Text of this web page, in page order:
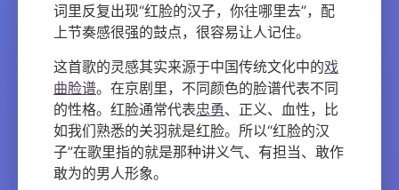
词里反复出现“红脸的汉子，你往哪里去”，配
上节奏感很强的鼓点，很容易让人记住。
这首歌的灵感其实来源于中国传统文化中的戏
曲脸谱。在京剧里，不同颜色的脸谱代表不同
的性格。红脸通常代表忠勇、正义、血性，比
如我们熟悉的关羽就是红脸。所以“红脸的汉
子”在歌里指的就是那种讲义气、有担当、敢作
敢为的男人形象。